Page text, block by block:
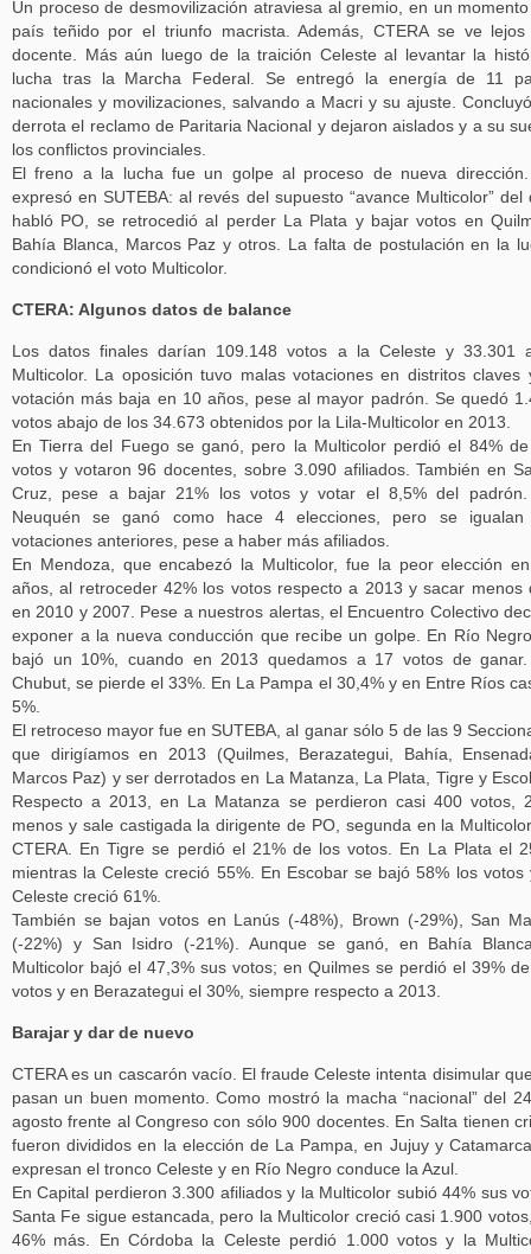
Un proceso de desmovilización atraviesa al gremio, en un
país teñido por el triunfo macrista. Además, CTERA se ve lejos
docente. Más aún luego de la traición Celeste al levantar la
lucha tras la Marcha Federal. Se entregó la energía de 11
nacionales y movilizaciones, salvando a Macri y su ajuste.
derrota el reclamo de Paritaria Nacional y dejaron aislados y a su
los conflictos provinciales.
El freno a la lucha fue un golpe al proceso de nueva
expresó en SUTEBA: al revés del supuesto “avance Multicolor” del
habló PO, se retrocedió al perder La Plata y bajar votos en
Bahía Blanca, Marcos Paz y otros. La falta de postulación en la
condicionó el voto Multicolor.
CTERA: Algunos datos de balance
Los datos finales darían 109.148 votos a la Celeste y 33.301
Multicolor. La oposición tuvo malas votaciones en distritos claves
votación más baja en 10 años, pese al mayor padrón. Se quedó
votos abajo de los 34.673 obtenidos por la Lila-Multicolor en 2013.
En Tierra del Fuego se ganó, pero la Multicolor perdió el 84%
votos y votaron 96 docentes, sobre 3.090 afiliados. También en
Cruz, pese a bajar 21% los votos y votar el 8,5% del
Neuquén se ganó como hace 4 elecciones, pero se igualan
votaciones anteriores, pese a haber más afiliados.
En Mendoza, que encabezó la Multicolor, fue la peor elección
años, al retroceder 42% los votos respecto a 2013 y sacar menos
en 2010 y 2007. Pese a nuestros alertas, el Encuentro Colectivo
exponer a la nueva conducción que recibe un golpe. En Río
bajó un 10%, cuando en 2013 quedamos a 17 votos de
Chubut, se pierde el 33%. En La Pampa el 30,4% y en Entre Ríos
5%.
El retroceso mayor fue en SUTEBA, al ganar sólo 5 de las 9
que dirigíamos en 2013 (Quilmes, Berazategui, Bahía,
Marcos Paz) y ser derrotados en La Matanza, La Plata, Tigre y
Respecto a 2013, en La Matanza se perdieron casi 400 votos,
menos y sale castigada la dirigente de PO, segunda en la
CTERA. En Tigre se perdió el 21% de los votos. En La Plata el
mientras la Celeste creció 55%. En Escobar se bajó 58% los votos
Celeste creció 61%.
También se bajan votos en Lanús (-48%), Brown (-29%), San
(-22%) y San Isidro (-21%). Aunque se ganó, en Bahía
Multicolor bajó el 47,3% sus votos; en Quilmes se perdió el 39%
votos y en Berazategui el 30%, siempre respecto a 2013.
Barajar y dar de nuevo
CTERA es un cascarón vacío. El fraude Celeste intenta disimular
pasan un buen momento. Como mostró la macha “nacional” del
agosto frente al Congreso con sólo 900 docentes. En Salta tienen
fueron divididos en la elección de La Pampa, en Jujuy y
expresan el tronco Celeste y en Río Negro conduce la Azul.
En Capital perdieron 3.300 afiliados y la Multicolor subió 44% sus
Santa Fe sigue estancada, pero la Multicolor creció casi 1.900
46% más. En Córdoba la Celeste perdió 1.000 votos y la